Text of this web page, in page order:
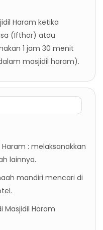
Haram ketika
(Ifthor) atau
1 jam 30 menit
masjidil haram).
: melaksanakkan
lainnya.
mandiri mencari di
Masjidil Haram